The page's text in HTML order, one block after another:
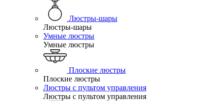
Люстры-шары
Люстры-шары
Умные люстры
Умные люстры
Плоские люстры
Плоские люстры
Люстры с пультом управления
Люстры с пультом управления